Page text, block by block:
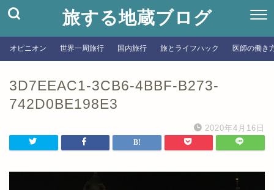
旅する地蔵ブログ
オピニオン 世界一周旅行 国内旅行 旅とライフハック 医師の働き
3D7EEAC1-3CB6-4BBF-B273-
742D0BE198E3
2020年4月16日